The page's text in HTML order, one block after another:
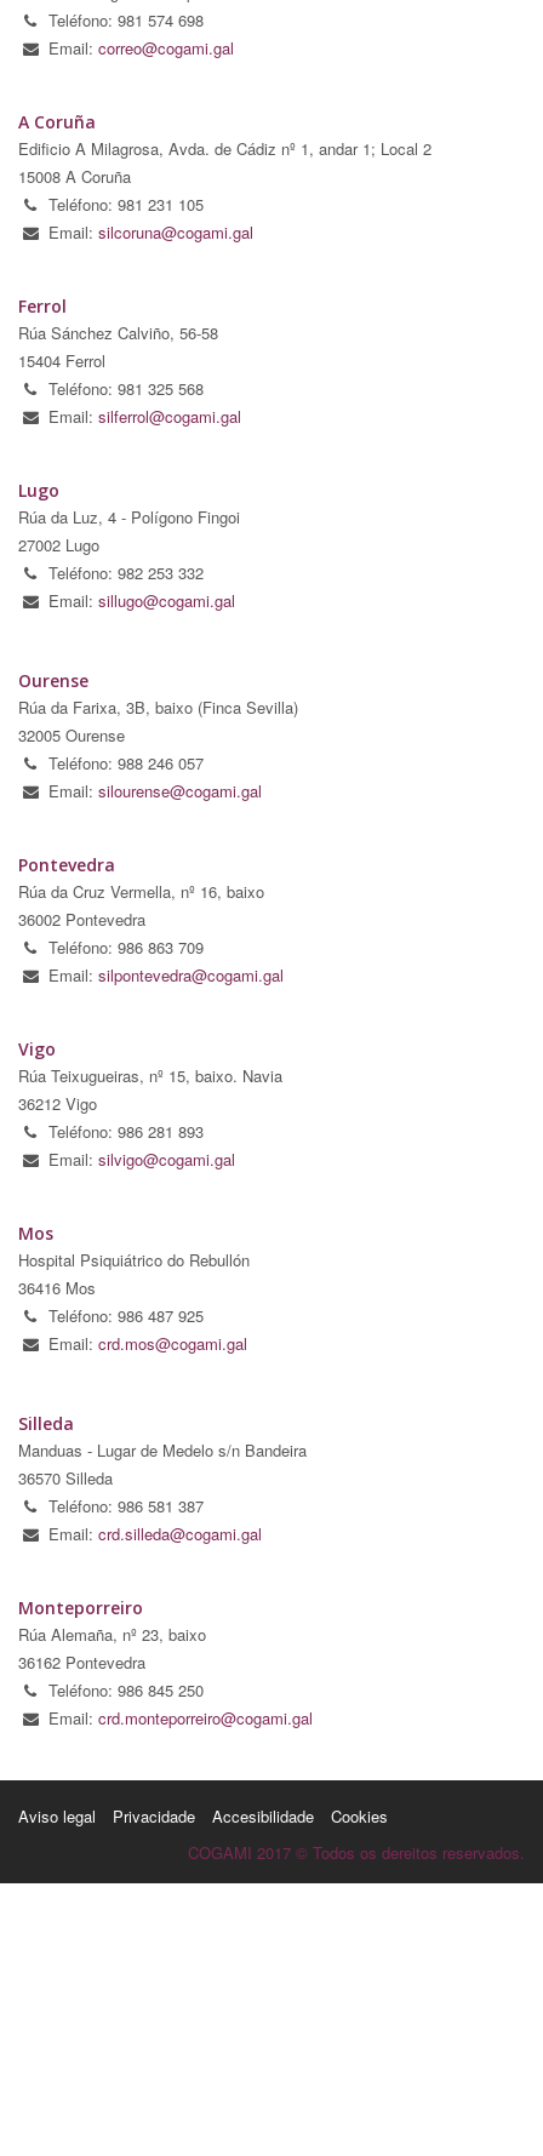
Teléfono: 981 574 698
Email: correo@cogami.gal
A Coruña
Edificio A Milagrosa, Avda. de Cádiz nº 1, andar 1; Local 2
15008 A Coruña
Teléfono: 981 231 105
Email: silcoruna@cogami.gal
Ferrol
Rúa Sánchez Calviño, 56-58
15404 Ferrol
Teléfono: 981 325 568
Email: silferrol@cogami.gal
Lugo
Rúa da Luz, 4 - Polígono Fingoi
27002 Lugo
Teléfono: 982 253 332
Email: sillugo@cogami.gal
Ourense
Rúa da Farixa, 3B, baixo (Finca Sevilla)
32005 Ourense
Teléfono: 988 246 057
Email: silourense@cogami.gal
Pontevedra
Rúa da Cruz Vermella, nº 16, baixo
36002 Pontevedra
Teléfono: 986 863 709
Email: silpontevedra@cogami.gal
Vigo
Rúa Teixugueiras, nº 15, baixo. Navia
36212 Vigo
Teléfono: 986 281 893
Email: silvigo@cogami.gal
Mos
Hospital Psiquiátrico do Rebullón
36416 Mos
Teléfono: 986 487 925
Email: crd.mos@cogami.gal
Silleda
Manduas - Lugar de Medelo s/n Bandeira
36570 Silleda
Teléfono: 986 581 387
Email: crd.silleda@cogami.gal
Monteporreiro
Rúa Alemaña, nº 23, baixo
36162 Pontevedra
Teléfono: 986 845 250
Email: crd.monteporreiro@cogami.gal
Aviso legal Privacidade Accesibilidade
Cookies
COGAMI 2017 © Todos os dereitos reservados.